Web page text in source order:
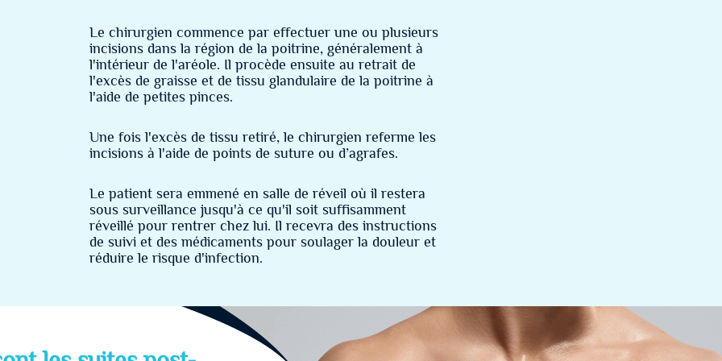
Le chirurgien commence par effectuer une ou plusieurs
incisions dans la région de la poitrine, généralement à
l'intérieur de l'aréole. Il procède ensuite au retrait de
l'excès de graisse et de tissu glandulaire de la poitrine à
l'aide de petites pinces.
Une fois l'excès de tissu retiré, le chirurgien referme les
incisions à l'aide de points de suture ou d’agrafes.
Le patient sera emmené en salle de réveil où il restera
sous surveillance jusqu'à ce qu'il soit suffisamment
réveillé pour rentrer chez lui. Il recevra des instructions
de suivi et des médicaments pour soulager la douleur et
réduire le risque d'infection.